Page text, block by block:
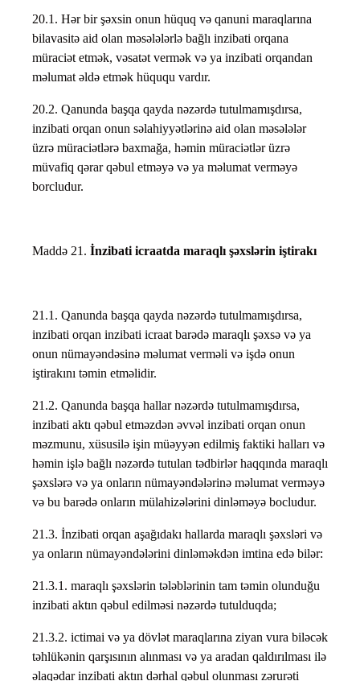
20.1. Hər bir şəxsin onun hüquq və qanuni maraqlarına
bilavasitə aid olan məsələlərlə bağlı inzibati orqana
müraciət etmək, vəsatət vermək və ya inzibati orqandan
məlumat əldə etmək hüququ vardır.
20.2. Qanunda başqa qayda nəzərdə tutulmamışdırsa,
inzibati orqan onun səlahiyyətlərinə aid olan məsələlər
üzrə müraciətlərə baxmağa, həmin müraciətlər üzrə
müvafiq qərar qəbul etməyə və ya məlumat verməyə
borcludur.
Maddə 21. İnzibati icraatda maraqlı şəxslərin iştirakı
21.1. Qanunda başqa qayda nəzərdə tutulmamışdırsa,
inzibati orqan inzibati icraat barədə maraqlı şəxsə və ya
onun nümayəndəsinə məlumat verməli və işdə onun
iştirakını təmin etməlidir.
21.2. Qanunda başqa hallar nəzərdə tutulmamışdırsa,
inzibati aktı qəbul etməzdən əvvəl inzibati orqan onun
məzmunu, xüsusilə işin müəyyən edilmiş faktiki halları və
həmin işlə bağlı nəzərdə tutulan tədbirlər haqqında maraqlı
şəxslərə və ya onların nümayəndələrinə məlumat verməyə
və bu barədə onların mülahizələrini dinləməyə bocludur.
21.3. İnzibati orqan aşağıdakı hallarda maraqlı şəxsləri və
ya onların nümayəndələrini dinləməkdən imtina edə bilər:
21.3.1. maraqlı şəxslərin tələblərinin tam təmin olunduğu
inzibati aktın qəbul edilməsi nəzərdə tutulduqda;
21.3.2. ictimai və ya dövlət maraqlarına ziyan vura biləcək
təhlükənin qarşısının alınması və ya aradan qaldırılması ilə
əlaqədar inzibati aktın dərhal qəbul olunması zərurəti